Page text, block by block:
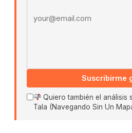
Suscribirme
Quiero también el análisis
Tala (Navegando Sin Un
Buscar: